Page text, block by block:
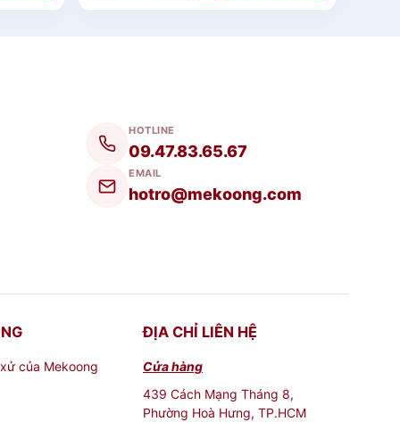
thời giúp tiết kiệm không gian lưu trữ
chuyên nghiệp cho không gian trưng bày
cho việc trưng bày sản phẩm, quảng
các hoạt động quảng bá sản phẩm.
HOTLINE
09.47.83.65.67
EMAIL
hotro@mekoong.com
của Mekoong
ĐỊA CHỈ LIÊN HỆ
Cửa hàng
439 Cách Mạng Tháng 8,
Phường Hoà Hưng, TP.HCM